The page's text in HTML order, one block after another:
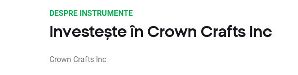
DESPRE INSTRUMENTE
Investește în Crown Crafts Inc
Crown Crafts Inc